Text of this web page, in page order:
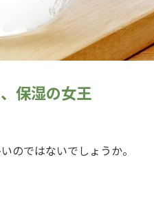
保湿の女王
のではないでしょうか。